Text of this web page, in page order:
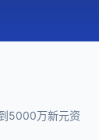
5000万新元资